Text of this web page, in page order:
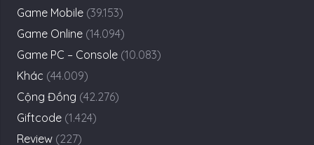
Game Mobile (39.153)
Game Online (14.094)
Game PC – Console (10.083)
Khác (44.009)
Cộng Đồng (42.276)
Giftcode (1.424)
Review (227)